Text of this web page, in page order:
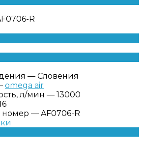
— Словения
omega air
л/мин — 13000
номер — AF0706-R